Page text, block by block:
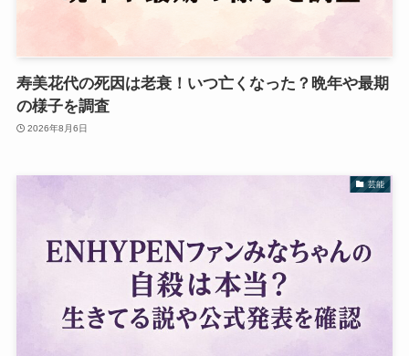
寿美花代の死因は老衰！いつ亡くなった？晩年や最期
の様子を調査
2026年8月6日
芸能